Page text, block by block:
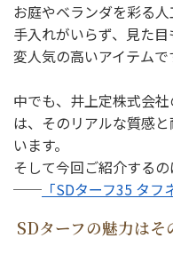
お庭やベランダを彩る人
手入れがいらず、見た
変人気の高いアイテムで
中でも、井上定株式会社
は、そのリアルな質感
います。
そして今回ご紹介する
── 「SDターフ35 タフ
SDターフの魅力はそ